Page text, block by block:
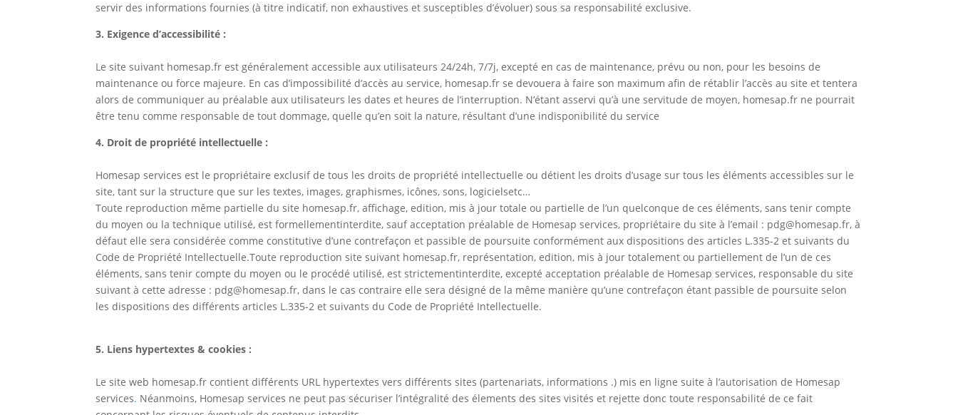
servir des informations fournies (à titre indicatif, non exhaustives et susceptibles d’évoluer) sous sa responsabilité exclusive.
3. Exigence d’accessibilité :
Le site suivant homesap.fr est généralement accessible aux utilisateurs 24/24h, 7/7j, excepté en cas de maintenance, prévu ou non, pour les besoins de
maintenance ou force majeure. En cas d’impossibilité d’accès au service, homesap.fr se devouera à faire son maximum afin de rétablir l’accès au site et tentera
alors de communiquer au préalable aux utilisateurs les dates et heures de l’interruption. N’étant asservi qu’à une servitude de moyen, homesap.fr ne pourrait
être tenu comme responsable de tout dommage, quelle qu’en soit la nature, résultant d’une indisponibilité du service
4. Droit de propriété intellectuelle :
Homesap services est le propriétaire exclusif de tous les droits de propriété intellectuelle ou détient les droits d’usage sur tous les éléments accessibles sur le
site, tant sur la structure que sur les textes, images, graphismes, icônes, sons, logicielsetc…
Toute reproduction même partielle du site homesap.fr, affichage, edition, mis à jour totale ou partielle de l’un quelconque de ces éléments, sans tenir compte
du moyen ou la technique utilisé, est formellementinterdite, sauf acceptation préalable de Homesap services, propriétaire du site à l’email : pdg@homesap.fr, à
défaut elle sera considérée comme constitutive d’une contrefaçon et passible de poursuite conformément aux dispositions des articles L.335-2 et suivants du
Code de Propriété Intellectuelle.Toute reproduction site suivant homesap.fr, représentation, edition, mis à jour totalement ou partiellement de l’un de ces
éléments, sans tenir compte du moyen ou le procédé utilisé, est strictementinterdite, excepté acceptation préalable de Homesap services, responsable du site
suivant à cette adresse : pdg@homesap.fr, dans le cas contraire elle sera désigné de la même manière qu’une contrefaçon étant passible de poursuite selon
les dispositions des différents articles L.335-2 et suivants du Code de Propriété Intellectuelle.
5. Liens hypertextes & cookies :
Le site web homesap.fr contient différents URL hypertextes vers différents sites (partenariats, informations .) mis en ligne suite à l’autorisation de Homesap
services. Néanmoins, Homesap services ne peut pas sécuriser l’intégralité des élements des sites visités et rejette donc toute responsabilité de ce fait